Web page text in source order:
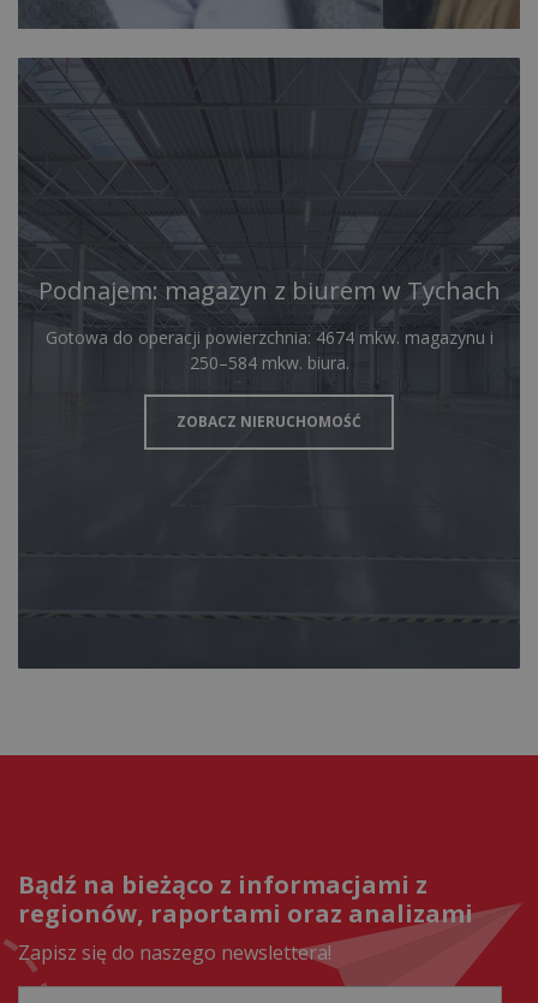
Podnajem: magazyn z biurem w Tychach
Gotowa do operacji powierzchnia: 4674 mkw. magazynu i
250–584 mkw. biura.
ZOBACZ NIERUCHOMOŚĆ
Bądź na bieżąco z informacjami z
regionów, raportami oraz analizami
Zapisz się do naszego newslettera!